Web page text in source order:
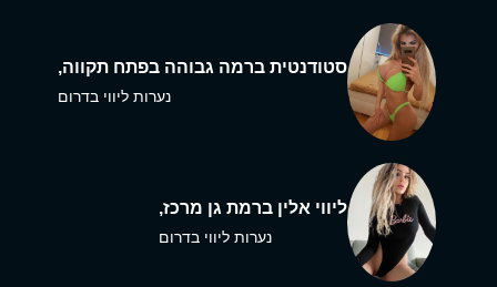
סטודנטית ברמה גבוהה בפתח תקווה,
נערות ליווי בדרום
ליווי אלין ברמת גן מרכז,
נערות ליווי בדרום